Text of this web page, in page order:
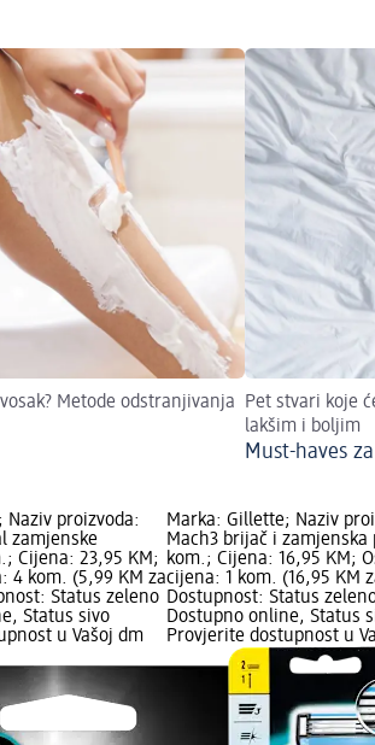
Metode odstranjivanja
Pet stvari koje
lakšim i boljim
Must-haves
proizvoda:
zamjenske
Cijena: 23,95 KM;
4 kom. (5,99 KM za
Status zeleno
Status sivo
u Vašoj dm
Marka: Gillette; Naziv
Mach3 brijač i zamjenska
kom.; Cijena: 16,95 KM;
cijena: 1 kom. (16,95 KM
Dostupnost: Status
Dostupno online, Status
Provjerite dostupnost u